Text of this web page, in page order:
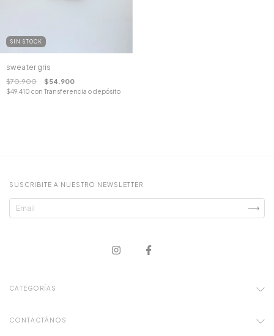
SIN STOCK
sweater gris
$70.900 $54.900
$49.410 con Transferencia o depósito
SUSCRIBITE A NUESTRO NEWSLETTER
CATEGORÍAS
CONTACTÁNOS